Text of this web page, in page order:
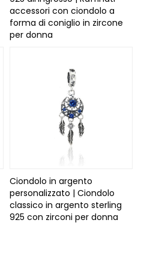
accessori con ciondolo a
forma di coniglio in zircone
per donna
Ciondolo in argento
personalizzato | Ciondolo
classico in argento sterling
925 con zirconi per donna